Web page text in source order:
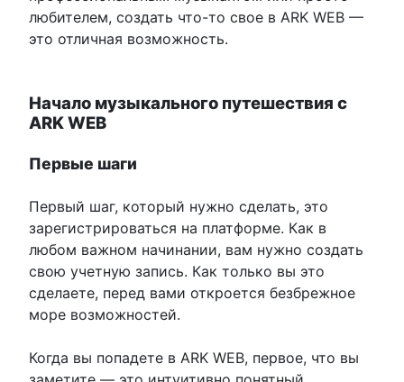
любителем, создать что-то свое в ARK WEB —
это отличная возможность.
Начало музыкального путешествия с
ARK WEB
Первые шаги
Первый шаг, который нужно сделать, это
зарегистрироваться на платформе. Как в
любом важном начинании, вам нужно создать
свою учетную запись. Как только вы это
сделаете, перед вами откроется безбрежное
море возможностей.
Когда вы попадете в ARK WEB, первое, что вы